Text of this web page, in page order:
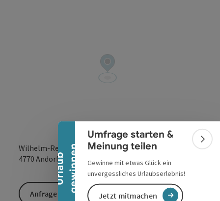
U
r
l
a
u
b
g
e
w
i
n
n
en
Banner einklappen
Umfrage starten &
Meinung teilen
Gewinne mit etwas Glück ein
unvergessliches Urlaubserlebnis!
Jetzt mitmachen
Wilhelm-Redl-Straße 2b
4770 Andorf in Google
Anfrage senden